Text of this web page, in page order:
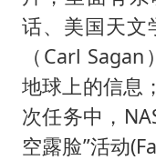
话、美国天文
（Carl
地球上的信息
次任务中，
空露脸”活动